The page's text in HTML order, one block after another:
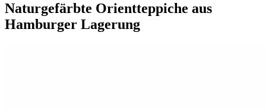
Naturgefärbte Orientteppiche aus
Hamburger Lagerung